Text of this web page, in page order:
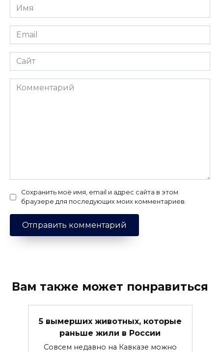
Имя
*
Email
*
Сайт
Комментарий
Сохранить моё имя, email и адрес сайта в этом
браузере для последующих моих комментариев.
Вам также может понравиться
5 вымерших животных, которые
раньше жили в России
Совсем недавно на Кавказе можно